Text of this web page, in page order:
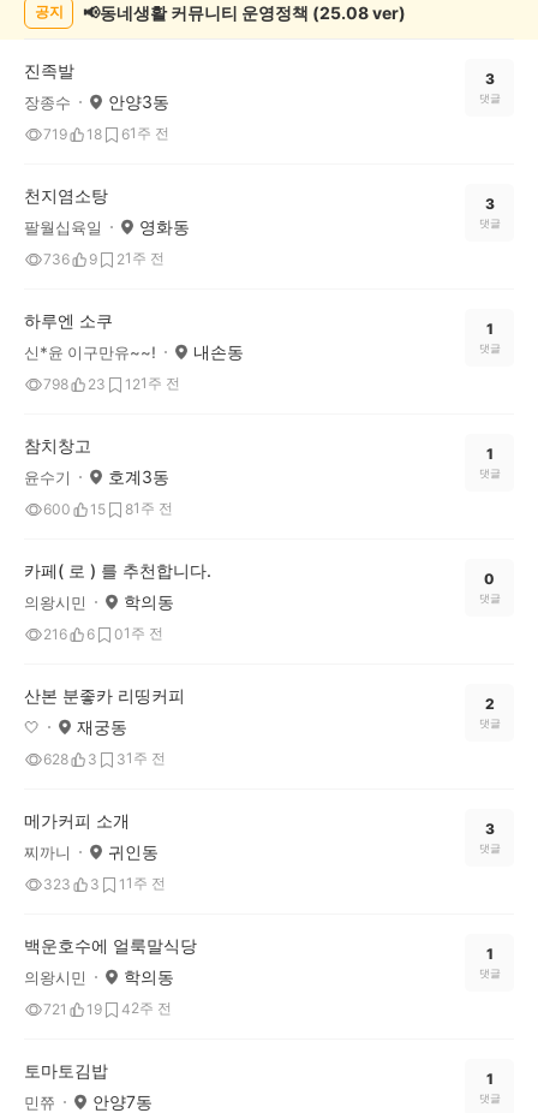
록
공지 📢동네생활 커뮤니티 운영정책 (25.08 ver)
진족발
장종수 안양3동
719 18 61주 전
3
댓글
천지염소탕
팔월십육일 영화동
736 9 21주 전
3
댓글
하루엔 소쿠
신*윤 이구만유~~! 내손동
798 23 121주 전
1
댓글
참치창고
윤수기 호계3동
600 15 81주 전
1
댓글
카페( 로 ) 를 추천합니다.
의왕시민 학의동
216 6 01주 전
0
댓글
산본 분좋카 리띵커피
🤍 재궁동
628 3 31주 전
2
댓글
메가커피 소개
찌까니 귀인동
323 3 1 1주 전
3
댓글
백운호수에 얼룩말식당
의왕시민 학의동
721 19 42주 전
1
댓글
토마토김밥
민쮸 안양7동
1
댓글